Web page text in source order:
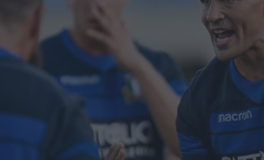
United Rugby
Top14
Premiership